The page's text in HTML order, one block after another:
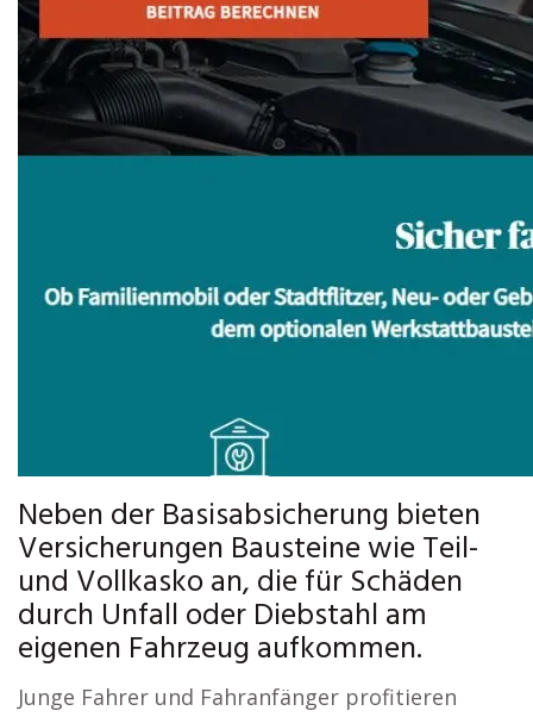
Neben der Basisabsicherung bieten
Versicherungen Bausteine wie Teil-
und Vollkasko an, die für Schäden
durch Unfall oder Diebstahl am
eigenen Fahrzeug aufkommen.
Junge Fahrer und Fahranfänger profitieren